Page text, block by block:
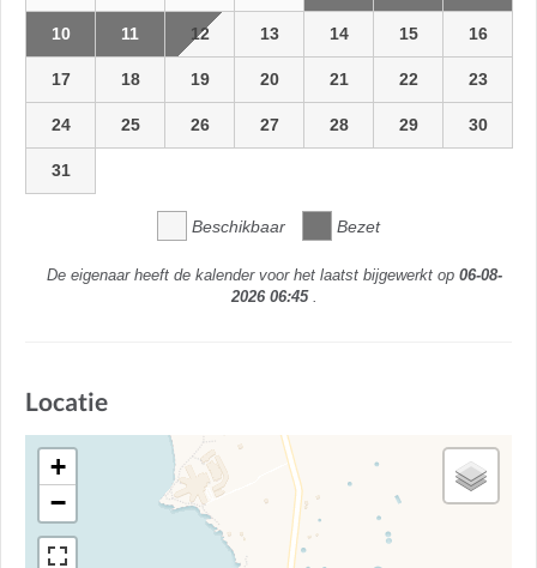
10 11 12 13 14 15 16
17 18 19 20 21 22 23
24 25 26 27 28 29 30
31
Beschikbaar Bezet
De eigenaar heeft de kalender voor het laatst bijgewerkt op 06-08-
2026 06:45 .
Locatie
+
−